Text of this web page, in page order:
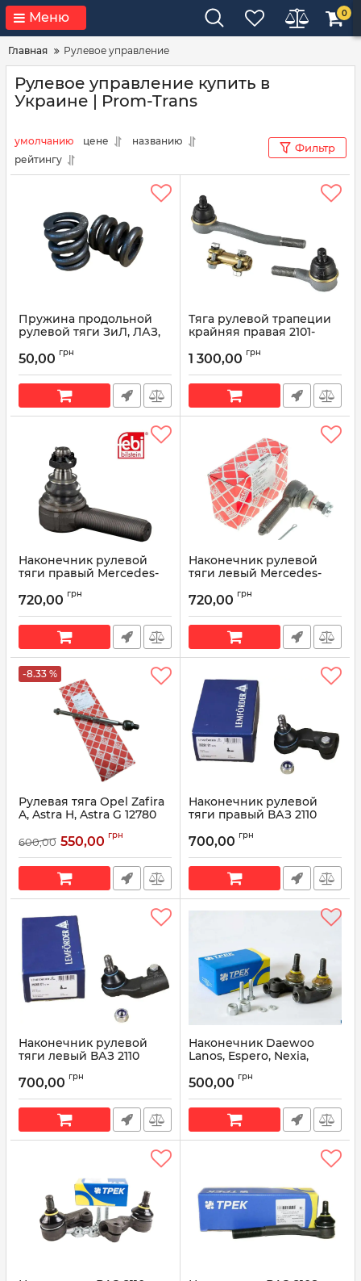
Меню 0
Главная Рулевое управление
Рулевое управление купить в
Украине | Prom-Trans
умолчанию цене
названию
рейтингу
Фильтр
Пружина продольной
рулевой тяги ЗиЛ, ЛАЗ,
3003021
Артикул: 120-3003021
50,00 грн
Тяга рулевой трапеции
крайняя правая 2101-
(пр-во КЭДР)
Артикул: 2101-3003052
1 300,00 грн
Наконечник рулевой
тяги правый Mercedes-
03132 (пр-во FEBI)
Артикул: 03132
720,00 грн
Наконечник рулевой
тяги левый Mercedes-
03135 (пр-во FEBI)
Артикул: 03135
720,00 грн
-8.33 %
Рулевая тяга Opel Zafira
A, Astra H, Astra G 12780
Артикул: 12780
600,00 550,00 грн
Наконечник рулевой
тяги правый ВАЗ 2110
Lemforder)
Артикул: 25261 01
700,00 грн
Наконечник рулевой
тяги левый ВАЗ 2110
Lemforder)
Артикул: 25260 01
700,00 грн
Наконечник Daewoo
Lanos, Espero, Nexia,
Артикул: TRST-111
500,00 грн